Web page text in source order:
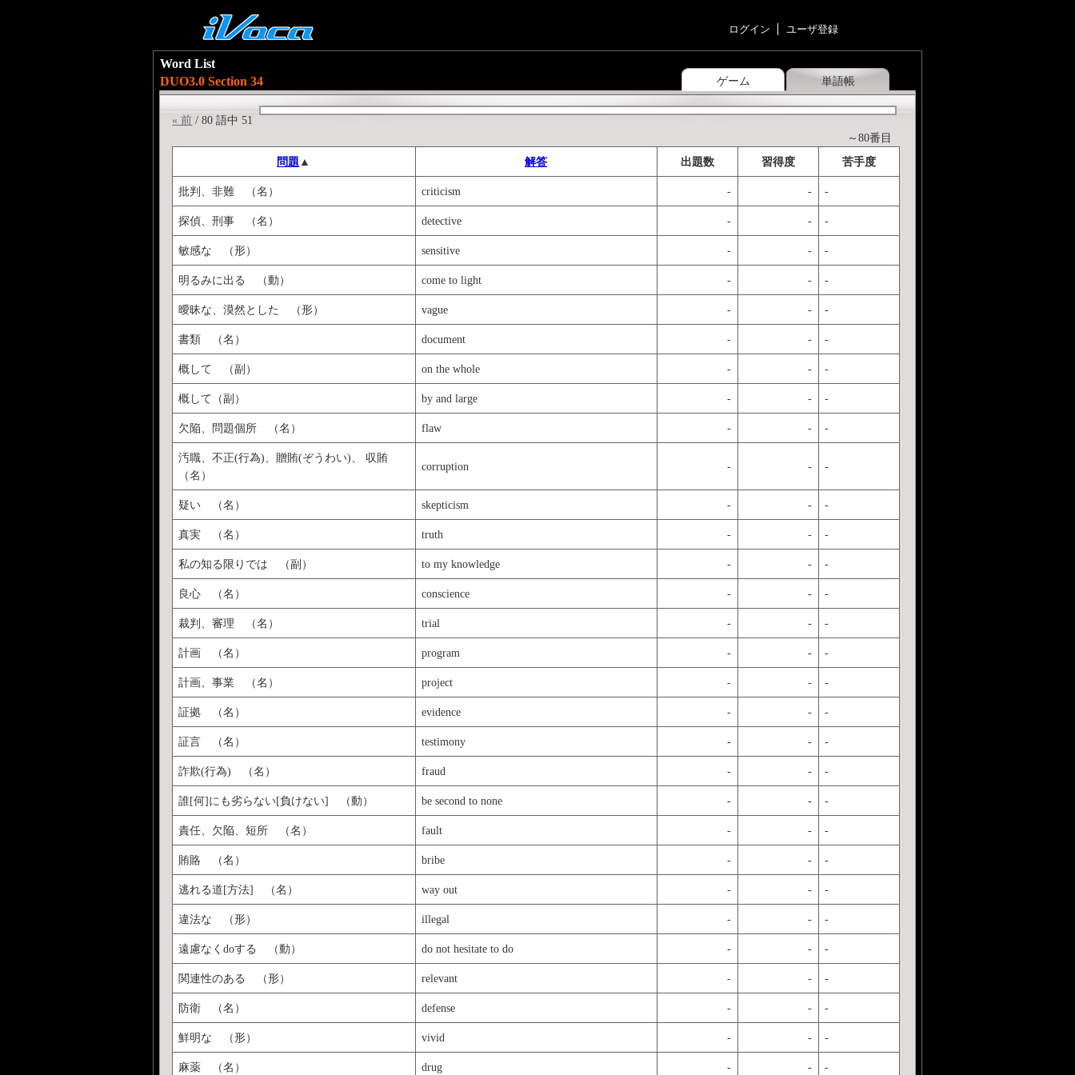
ログイン ユーザ登録
ゲーム 単語帳
Word List
DUO3.0 Section 34
« 前 / 80 語中 51
～80番目
問題 ▲ 解答 出題数 習得度 苦手度
批判、非難 （名） criticism - - -
探偵、刑事 （名） detective - - -
敏感な （形） sensitive - - -
明るみに出る （動） come to light - - -
曖昧な、漠然とした （形） vague - - -
書類 （名） document - - -
概して （副） on the whole - - -
概して（副） by and large - - -
欠陥、問題個所 （名） flaw - - -
汚職、不正(行為)、贈賄(ぞうわい)、 収賄
（名）
corruption - - -
疑い （名） skepticism - - -
真実 （名） truth - - -
私の知る限りでは （副） to my knowledge - - -
良心 （名） conscience - - -
裁判、審理 （名） trial - - -
計画 （名） program - - -
計画、事業 （名） project - - -
証拠 （名） evidence - - -
証言 （名） testimony - - -
詐欺(行為) （名） fraud - - -
誰[何]にも劣らない[負けない] （動） be second to none - - -
責任、欠陥、短所 （名） fault - - -
賄賂 （名） bribe - - -
逃れる道[方法] （名） way out - - -
違法な （形） illegal - - -
遠慮なくdoする （動） do not hesitate to do - - -
関連性のある （形） relevant - - -
防衛 （名） defense - - -
鮮明な （形） vivid - - -
麻薬 （名） drug - - -